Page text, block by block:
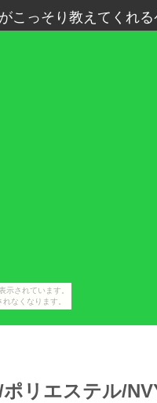
示されています。
なくなります。
こっそり教えてくれ
リエステル/